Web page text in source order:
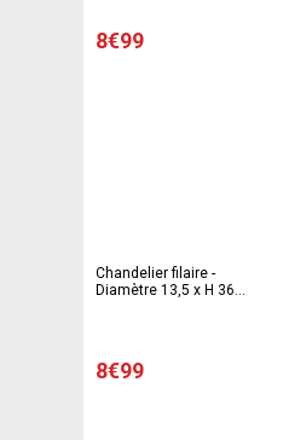
8€99
Chandelier filaire -
Diamètre 13,5 x H 36
8€99